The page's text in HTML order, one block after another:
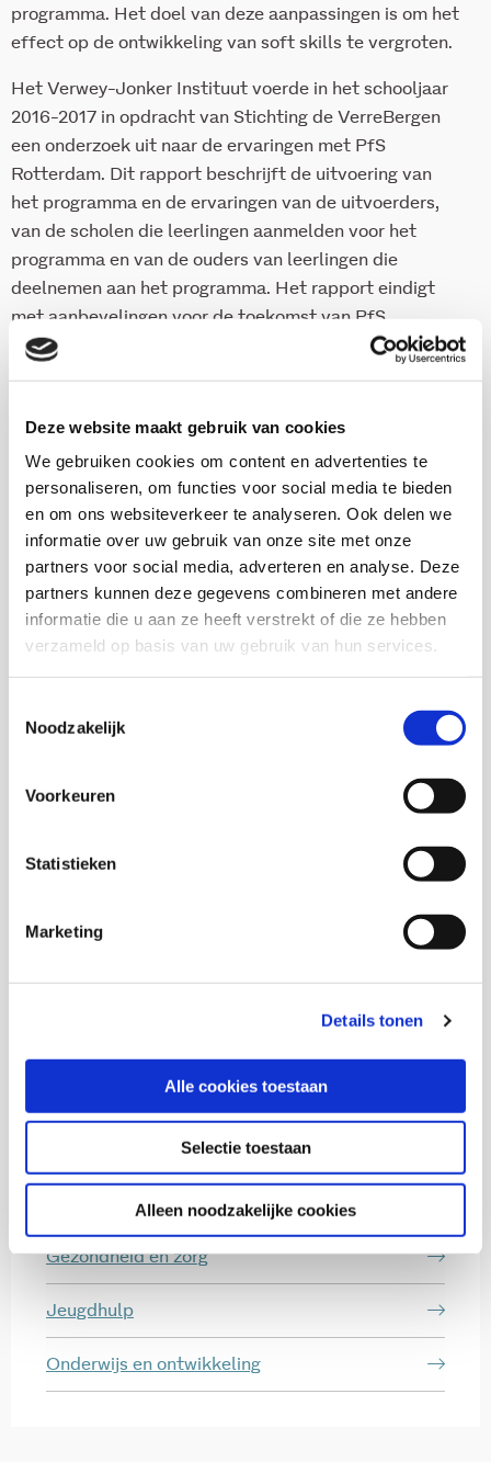
Deze website maakt gebruik van cookies
We gebruiken cookies om content en advertenties te
personaliseren, om functies voor social media te bieden
en om ons websiteverkeer te analyseren. Ook delen we
informatie over uw gebruik van onze site met onze
partners voor social media, adverteren en analyse. Deze
partners kunnen deze gegevens combineren met andere
informatie die u aan ze heeft verstrekt of die ze hebben
verzameld op basis van uw gebruik van hun services.
Noodzakelijk
Voorkeuren
Statistieken
Marketing
Details tonen
Alle cookies toestaan
Selectie toestaan
Alleen noodzakelijke cookies
programma. Het doel van deze aanpassingen is om het
effect op de ontwikkeling van soft skills te vergroten.
Het Verwey-Jonker Instituut voerde in het schooljaar
2016-2017 in opdracht van Stichting de VerreBergen
een onderzoek uit naar de ervaringen met PfS
Rotterdam. Dit rapport beschrijft de uitvoering van
het programma en de ervaringen van de uitvoerders,
van de scholen die leerlingen aanmelden voor het
programma en van de ouders van leerlingen die
deelnemen aan het programma. Het rapport eindigt
met aanbevelingen voor de toekomst van PfS
Rotterdam. Deze zijn gericht op de indeling van de
Zie ook:
schulp door onderwijs in een topsportomgeving.
Drie jaar onderzoek bij Playing for Success
Rotterdam. Utrecht: Verwey-Jonker Instituut.
Meere, F., & Hamdi, A. (2014). Maatschappelijk
rendement Playing for Success. Utrecht: Verwey-
Jonker Instituut
Download publicatie
Anna Jansma
Senior onderzoeker
Gezondheid en zorg
Jeugdhulp
Onderwijs en ontwikkeling